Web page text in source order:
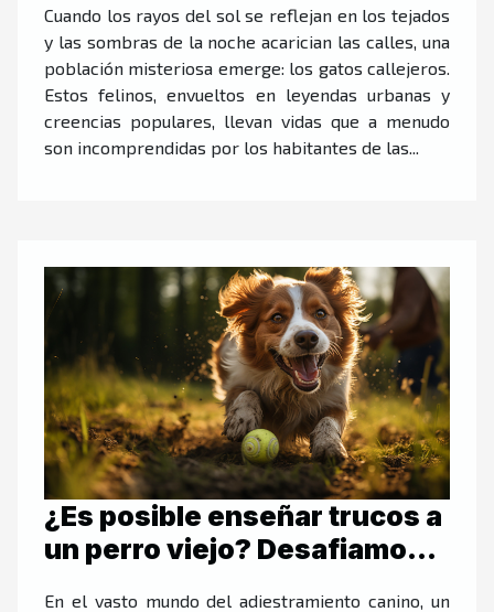
Cuando los rayos del sol se reflejan en los tejados
y las sombras de la noche acarician las calles, una
población misteriosa emerge: los gatos callejeros.
Estos felinos, envueltos en leyendas urbanas y
creencias populares, llevan vidas que a menudo
son incomprendidas por los habitantes de las...
¿Es posible enseñar trucos a
un perro viejo? Desafiamos
En el vasto mundo del adiestramiento canino, un